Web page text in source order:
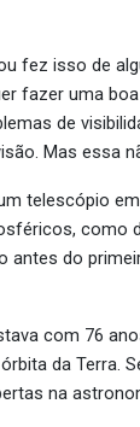
fez isso de
fazer uma
de
Mas essa
telescópio
como
antes do
com 76
da Terra.
na